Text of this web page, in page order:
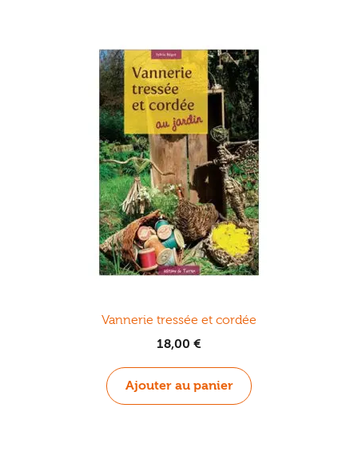
Vannerie tressée et cordée
18,00 €
Ajouter au panier